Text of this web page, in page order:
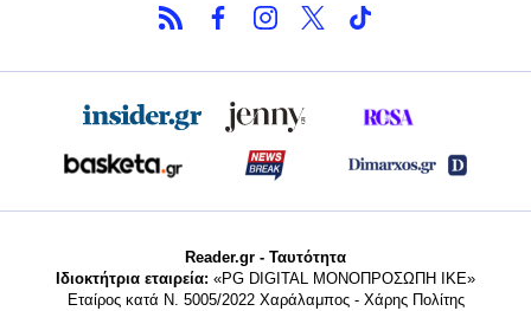
Reader.gr - Ταυτότητα
Ιδιοκτήτρια εταιρεία: «PG DIGITAL MONΟΠΡΟΣΩΠΗ ΙΚΕ»
Εταίρος κατά Ν. 5005/2022 Χαράλαμπος - Χάρης Πολίτης